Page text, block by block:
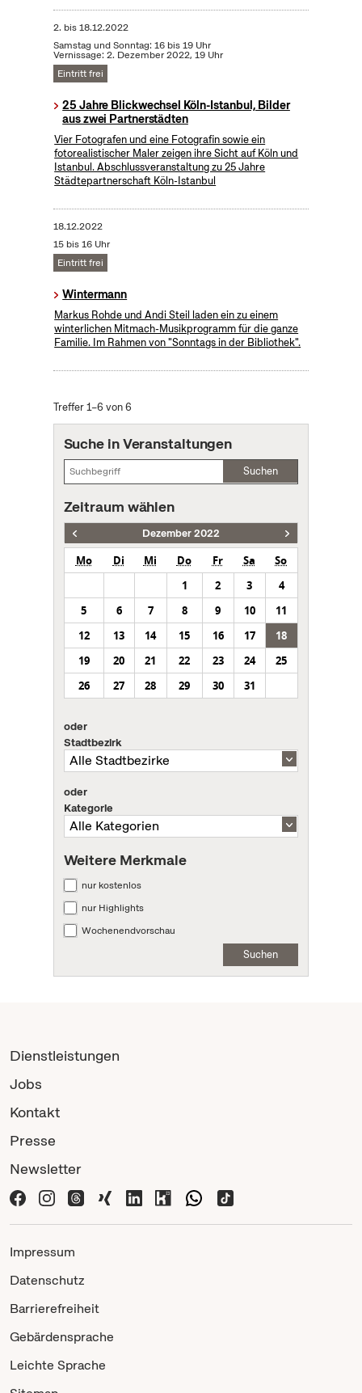
2. bis18.12.2022
Samstag und Sonntag: 16 bis 19 Uhr
Vernissage: 2. Dezember 2022, 19 Uhr
Eintritt frei
25 Jahre Blickwechsel Köln-Istanbul, Bilder
aus zwei Partnerstädten
Vier Fotografen und eine Fotografin sowie ein
fotorealistischer Maler zeigen ihre Sicht auf Köln und
Istanbul. Abschlussveranstaltung zu 25 Jahre
Städtepartnerschaft Köln-Istanbul
18.12.2022
15 bis 16 Uhr
Eintritt frei
Wintermann
Markus Rohde und Andi Steil laden ein zu einem
winterlichen Mitmach-Musikprogramm für die ganze
Familie. Im Rahmen von "Sonntags in der Bibliothek".
Treffer 1–6 von 6
Suche in Veranstaltungen
Suchen
Zeitraum wählen
Dezember 2022
Mo Di Mi Do Fr Sa
So
1
2 3
4
5
6 7 8 9 10
11
12
13 14 15 16 17
18
19
20 21 22 23 24
25
26
27 28 29 30 31
oder
Stadtbezirk
oder
Kategorie
Weitere Merkmale
nur kostenlos
nur Highlights
Wochenendvorschau
Suchen
Dienstleistungen
Jobs
Kontakt
Presse
Newsletter
Impressum
Datenschutz
Barrierefreiheit
Gebärdensprache
Leichte Sprache